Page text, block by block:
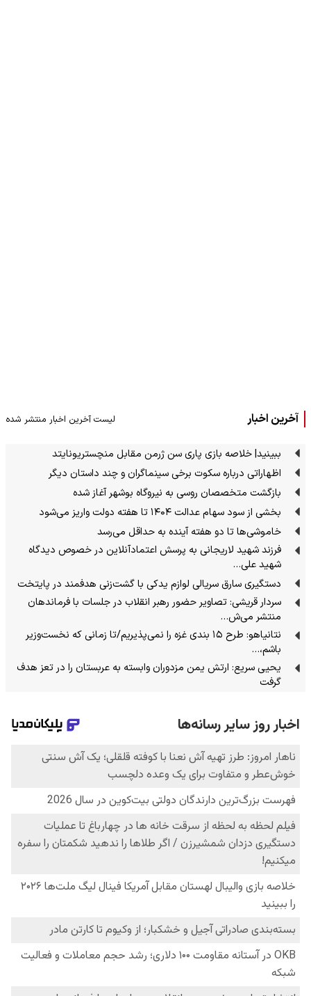
آخرین اخبار لیست آخرین اخبار منتشر شده
ببینید| خلاصه بازی پاری سن ژرمن مقابل منچستریونایتد
اظهاراتی درباره سکوت برخی سینماگران و چند داستان دیگر
بازگشت متخصصان روسی به نیروگاه بوشهر آغاز شده
بخشی از سود سهام عدالت ۱۴۰۴ تا هفته دولت واریز می‌شود
خاموشی‌ها تا دو هفته آینده به حداقل می‌رسد
فرزند شهید لاریجانی به پرسش اعتمادآنلاین در خصوص دیدگاه
شهید علی…
دستگیری سارق سریالی لوازم یدکی با گشت‌زنی هدفمند در پایتخت
سردار قریشی: تصاویر حضور رهبر انقلاب در جلسات با فرماندهان
منتشر می‌ش…
نتانیاهو: طرح ۱۵ بندی غزه را نمی‌پذیریم/تا زمانی که نخست‌وزیر
باشم،…
یحیی سریع: ارتش یمن مزدوران وابسته به عربستان را در تعز هدف
گرفت